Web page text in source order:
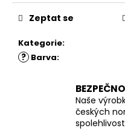
Kategorie:
? Barva:
Zeptat se
Naše
českých